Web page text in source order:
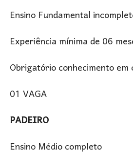
Ensino Fundamental
Experiência mínima de 06
Obrigatório conhecimento
01 VAGA
PADEIRO
Ensino Médio completo